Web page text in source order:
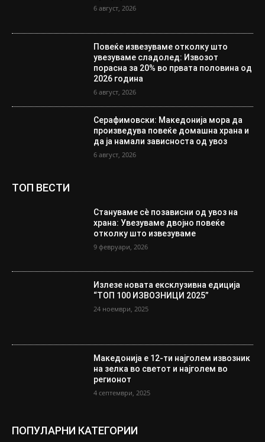
6 август, 2026
Повеќе извезуваме отколку што
увезуваме сладолед: Извозот
порасна за 20% во првата половина од
2026 година
6 август, 2026
Серафимовски: Македонија мора да
произведува повеќе домашна храна и
да ја намали зависноста од увоз
6 август, 2026
ТОП ВЕСТИ
Стануваме сè позависни од увоз на
храна: Увезуваме двојно повеќе
отколку што извезуваме
9 февруари, 2026
Излезе новата ексклузивна едиција
“ТОП 100 ИЗВОЗНИЦИ 2025”
24 ноември, 2025
Македонија е 12-ти најголем извозник
на зелка во светот и најголем во
регионот
4 септември, 2025
ПОПУЛАРНИ КАТЕГОРИИ